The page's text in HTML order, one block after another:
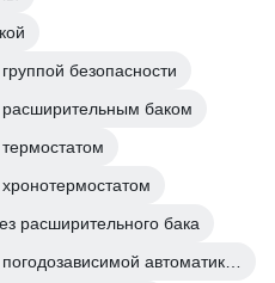
безопасности
расширительным баком
расширительного бака